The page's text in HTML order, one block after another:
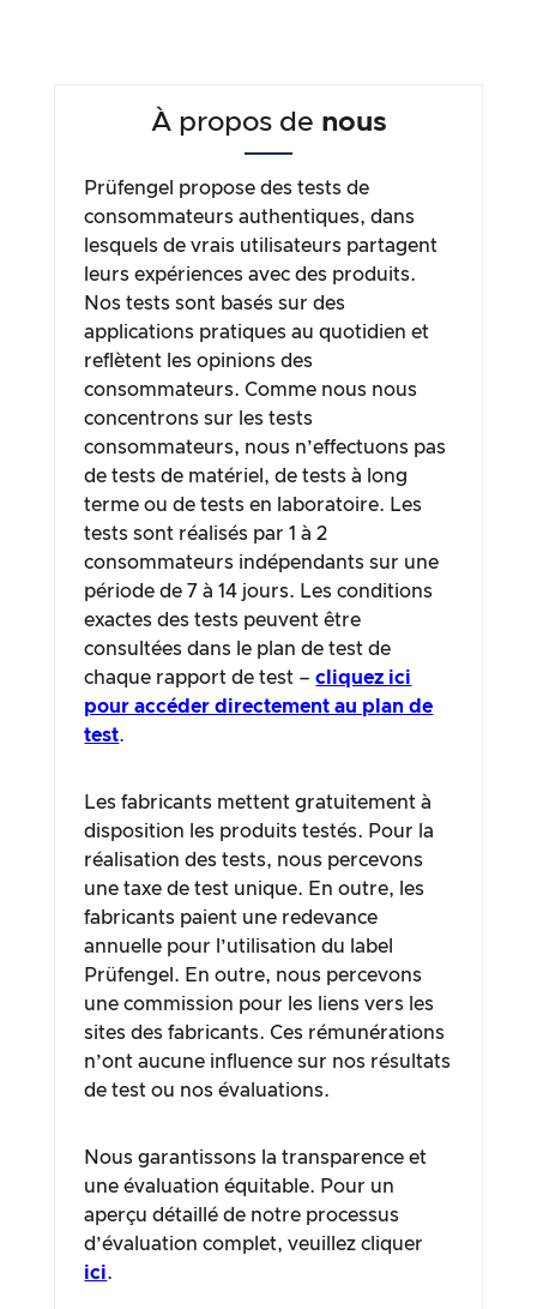
À propos de nous
Prüfengel propose des tests de
consommateurs authentiques, dans
lesquels de vrais utilisateurs partagent
leurs expériences avec des produits.
Nos tests sont basés sur des
applications pratiques au quotidien et
reflètent les opinions des
consommateurs. Comme nous nous
concentrons sur les tests
consommateurs, nous n’effectuons pas
de tests de matériel, de tests à long
terme ou de tests en laboratoire. Les
tests sont réalisés par 1 à 2
consommateurs indépendants sur une
période de 7 à 14 jours. Les conditions
exactes des tests peuvent être
consultées dans le plan de test de
chaque rapport de test –cliquez ici
pour accéder directement au plan de
test.
Les fabricants mettent gratuitement à
disposition les produits testés. Pour la
réalisation des tests, nous percevons
une taxe de test unique. En outre, les
fabricants paient une redevance
annuelle pour l’utilisation du label
Prüfengel. En outre, nous percevons
une commission pour les liens vers les
sites des fabricants. Ces rémunérations
n’ont aucune influence sur nos résultats
de test ou nos évaluations.
Nous garantissons la transparence et
une évaluation équitable. Pour un
aperçu détaillé de notre processus
d’évaluation complet, veuillez cliquer
ici.